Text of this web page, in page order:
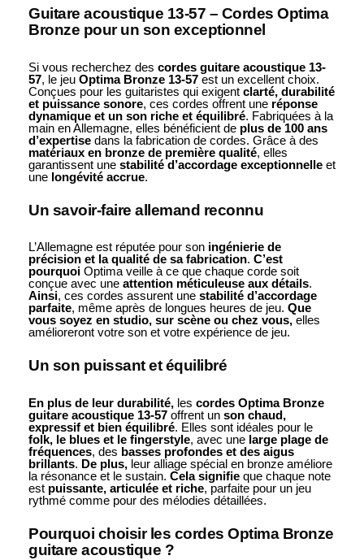
Guitare acoustique 13-57 – Cordes Optima
Bronze pour un son exceptionnel
Si vous recherchez des cordes guitare acoustique 13-
57, le jeu Optima Bronze 13-57 est un excellent choix.
Conçues pour les guitaristes qui exigent clarté, durabilité
et puissance sonore, ces cordes offrent une réponse
dynamique et un son riche et équilibré. Fabriquées à la
main en Allemagne, elles bénéficient de plus de 100 ans
d’expertise dans la fabrication de cordes. Grâce à des
matériaux en bronze de première qualité, elles
garantissent une stabilité d’accordage exceptionnelle et
une longévité accrue.
Un savoir-faire allemand reconnu
L’Allemagne est réputée pour son ingénierie de
précision et la qualité de sa fabrication. C’est
pourquoi Optima veille à ce que chaque corde soit
conçue avec une attention méticuleuse aux détails.
Ainsi, ces cordes assurent une stabilité d’accordage
parfaite, même après de longues heures de jeu. Que
vous soyez en studio, sur scène ou chez vous, elles
amélioreront votre son et votre expérience de jeu.
Un son puissant et équilibré
En plus de leur durabilité, les cordes Optima Bronze
guitare acoustique 13-57 offrent un son chaud,
expressif et bien équilibré. Elles sont idéales pour le
folk, le blues et le fingerstyle, avec une large plage de
fréquences, des basses profondes et des aigus
brillants. De plus, leur alliage spécial en bronze améliore
la résonance et le sustain. Cela signifie que chaque note
est puissante, articulée et riche, parfaite pour un jeu
rythmé comme pour des mélodies détaillées.
Pourquoi choisir les cordes Optima Bronze
guitare acoustique ?